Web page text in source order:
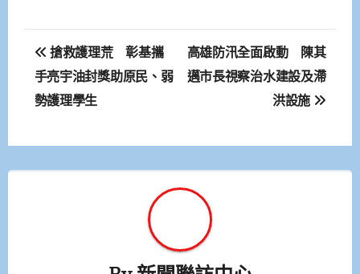
文
章
導
覽
搶救護理荒 彰基攜
手亮宇油封獎助原民、弱
勢護理學生
高雄防汛全面啟動 陳其
邁市長視察治水建設及滯
洪設施